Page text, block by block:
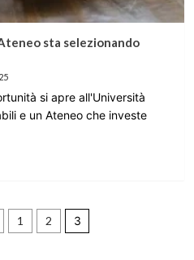
sta selezionando
si apre all'Università
e un Ateneo che investe
1 2 3